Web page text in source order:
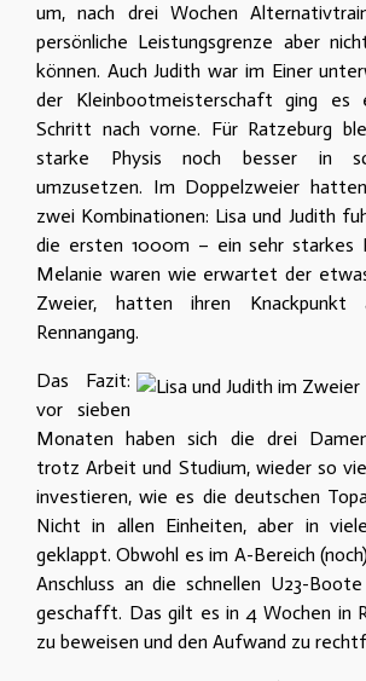
um, nach drei Wochen
persönliche Leistungsgrenze aber
können. Auch Judith war im Einer
der Kleinbootmeisterschaft ging es
Schritt nach vorne. Für Ratzeburg
starke Physis noch besser in
umzusetzen. Im Doppelzweier
zwei Kombinationen: Lisa und Judith
die ersten 1000m – ein sehr starkes
Melanie waren wie erwartet der
Zweier, hatten ihren Knackpunkt
Rennangang.
Das Fazit:
vor sieben
Monaten haben sich die drei
trotz Arbeit und Studium, wieder so
investieren, wie es die deutschen
Nicht in allen Einheiten, aber in
geklappt. Obwohl es im A-Bereich
Anschluss an die schnellen U23-
geschafft. Das gilt es in 4 Wochen in
zu beweisen und den Aufwand zu